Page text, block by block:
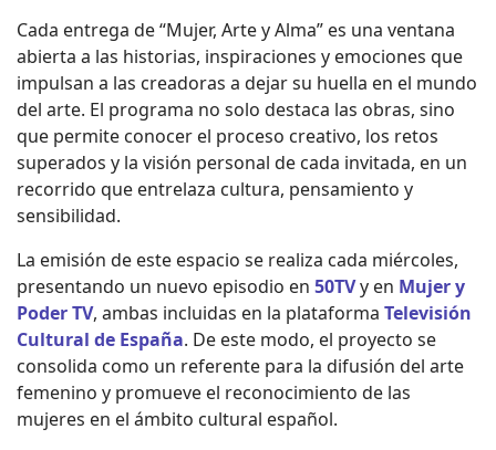
Cada entrega de “Mujer, Arte y Alma” es una ventana
abierta a las historias, inspiraciones y emociones que
impulsan a las creadoras a dejar su huella en el mundo
del arte. El programa no solo destaca las obras, sino
que permite conocer el proceso creativo, los retos
superados y la visión personal de cada invitada, en un
recorrido que entrelaza cultura, pensamiento y
sensibilidad.
La emisión de este espacio se realiza cada miércoles,
presentando un nuevo episodio en 50TVy en Mujer y
Poder TV, ambas incluidas en la plataforma Televisión
Cultural de España. De este modo, el proyecto se
consolida como un referente para la difusión del arte
femenino y promueve el reconocimiento de las
mujeres en el ámbito cultural español.